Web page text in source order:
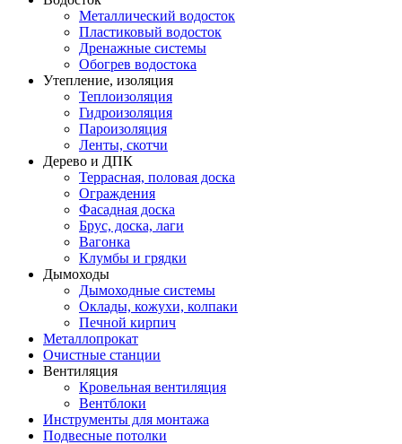
Металлический водосток
Пластиковый водосток
Дренажные системы
Обогрев водостока
Утепление, изоляция
Теплоизоляция
Гидроизоляция
Пароизоляция
Ленты, скотчи
Дерево и ДПК
Террасная, половая доска
Ограждения
Фасадная доска
Брус, доска, лаги
Вагонка
Клумбы и грядки
Дымоходы
Дымоходные системы
Оклады, кожухи, колпаки
Печной кирпич
Металлопрокат
Очистные станции
Вентиляция
Кровельная вентиляция
Вентблоки
Инструменты для монтажа
Подвесные потолки